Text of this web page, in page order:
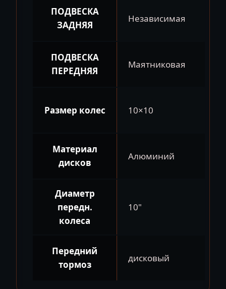
ПОДВЕСКА
ЗАДНЯЯ
Независимая
ПОДВЕСКА
ПЕРЕДНЯЯ
Маятниковая
Размер колес 10×10
Материал
дисков
Алюминий
Диаметр
передн.
колеса
10"
Передний
тормоз
дисковый